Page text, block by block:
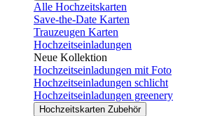
Alle Hochzeitskarten
Save-the-Date Karten
Trauzeugen Karten
Hochzeitseinladungen
Neue Kollektion
Hochzeitseinladungen mit Foto
Hochzeitseinladungen schlicht
Hochzeitseinladungen greenery
Hochzeitskarten Zubehör